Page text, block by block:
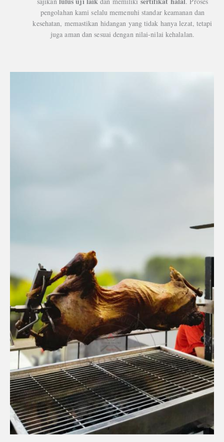
pengolahan kami selalu memenuhi standar keamanan dan
kesehatan, memastikan hidangan yang tidak hanya lezat, tetapi
juga aman dan sesuai dengan nilai-nilai kehalalan.